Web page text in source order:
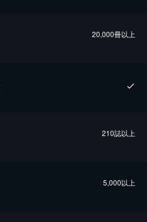
20,000冊以上
210誌以上
5,000以上